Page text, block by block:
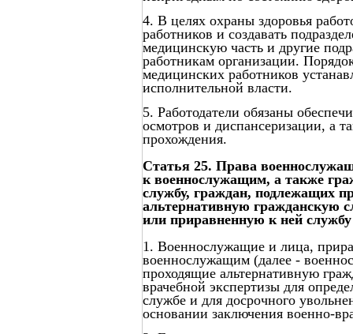
4. В целях охраны здоровья
работников и создавать
медицинскую часть и другие
работникам организации.
медицинских работников
исполнительной власти.
5. Работодатели обязаны
осмотров и диспансеризации, а
прохождения.
Статья 25. Права
к военнослужащим, а также
службу, граждан, подлежащих
альтернативную гражданскую
или приравненную к ней
1. Военнослужащие и лица,
военнослужащим (далее -
проходящие альтернативную
врачебной экспертизы для
службе и для досрочного
основании заключения военно-